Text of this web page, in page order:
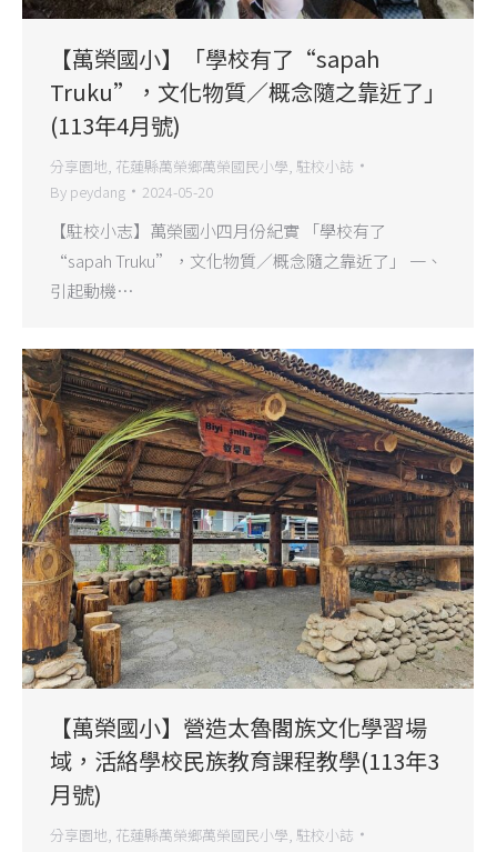
【萬榮國小】「學校有了“sapah
Truku”，文化物質／概念隨之靠近了」
(113年4月號)
分享園地 花蓮縣萬榮鄉萬榮國民小學 駐校小誌
By peydang 2024-05-20
【駐校小志】萬榮國小四月份紀實 「學校有了
“sapah Truku”，文化物質／概念隨之靠近了」 一、
引起動機…
【萬榮國小】營造太魯閣族文化學習場
域，活絡學校民族教育課程教學(113年3
月號)
分享園地, 花蓮縣萬榮鄉萬榮國民小學, 駐校小誌